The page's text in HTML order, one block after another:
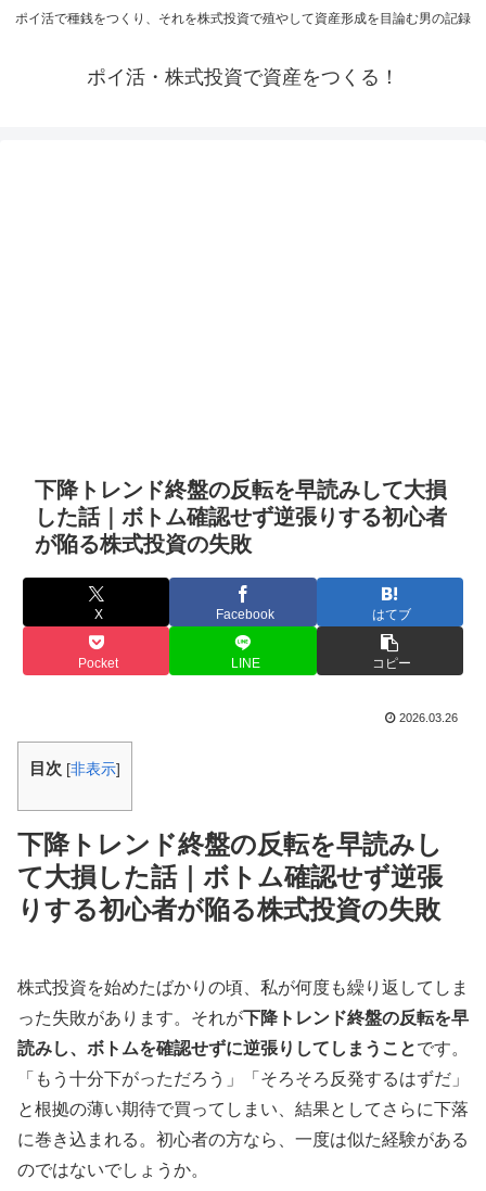
ポイ活で種銭をつくり、それを株式投資で殖やして資産形成を目論む男の記録
ポイ活・株式投資で資産をつくる！
下降トレンド終盤の反転を早読みして大損
した話｜ボトム確認せず逆張りする初心者
が陥る株式投資の失敗
X Facebook はてブ
Pocket LINE コピー
2026.03.26
目次 [非表示]
下降トレンド終盤の反転を早読みし
て大損した話｜ボトム確認せず逆張
りする初心者が陥る株式投資の失敗
株式投資を始めたばかりの頃、私が何度も繰り返してしま
った失敗があります。それが下降トレンド終盤の反転を早
読みし、ボトムを確認せずに逆張りしてしまうことです。
「もう十分下がっただろう」「そろそろ反発するはずだ」
と根拠の薄い期待で買ってしまい、結果としてさらに下落
に巻き込まれる。初心者の方なら、一度は似た経験がある
のではないでしょうか。